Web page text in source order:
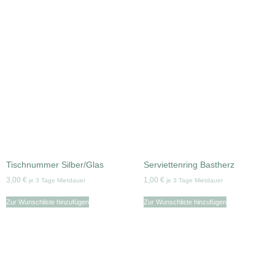
Tischnummer Silber/Glas
3,00 € je 3 Tage Mietdauer
Zur Wunschliste hinzufügen
Serviettenring Bastherz
1,00 € je 3 Tage Mietdauer
Zur Wunschliste hinzufügen